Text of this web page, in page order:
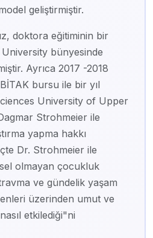
geliştirmiştir.
doktora eğitiminin bir
bünyesinde
Ayrıca 2017 -2018
bursu ile bir yıl
University of Upper
Strohmeier ile
yapma hakkı
Dr. Strohmeier ile
olmayan çocukluk
ve gündelik yaşam
üzerinden umut ve
etkilediği"ni